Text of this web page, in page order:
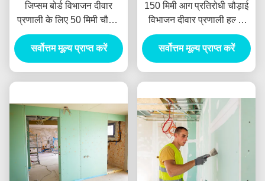
जिप्सम बोर्ड विभाजन दीवार
प्रणाली के लिए 50 मिमी चौड़ाई
वाली हल्की स्टील की कील
सर्वोत्तम मूल्य प्राप्त करें
150 मिमी आग प्रतिरोधी चौड़ाई
विभाजन दीवार प्रणाली हल्की
स्टील कील 3 मी लंबाई
सर्वोत्तम मूल्य प्राप्त करें